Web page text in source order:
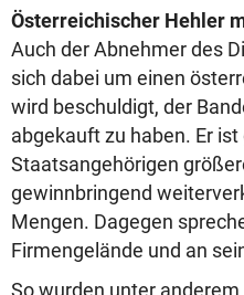
Österreichischer Hehler
Auch der Abnehmer des
sich dabei um einen
wird beschuldigt, der
abgekauft zu haben. Er
Staatsangehörigen
gewinnbringend
Mengen. Dagegen
Firmengelände und an
So wurden unter anderem